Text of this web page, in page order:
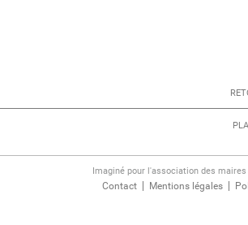
Imaginé pour l'association des
Contact Mentions légales